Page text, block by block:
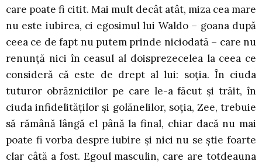
care poate fi citit. Mai mult decât atât, miza cea mare
nu este iubirea, ci egosimul lui Waldo – goana după
ceea ce de fapt nu putem prinde niciodată – care nu
renunță nici în ceasul al doisprezecelea la ceea ce
consideră că este de drept al lui: soția. În ciuda
tuturor obrăzniciilor pe care le-a făcut și trăit, în
ciuda infidelităților și golănelilor, soția, Zee, trebuie
să rămână lângă el până la final, chiar dacă nu mai
poate fi vorba despre iubire și nici nu se știe foarte
clar câtă a fost. Egoul masculin, care are totdeauna